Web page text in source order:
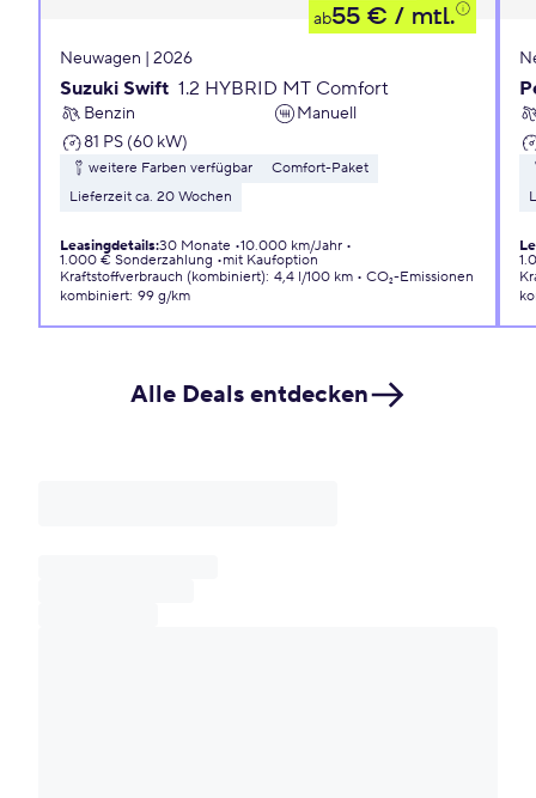
ab55 € / mtl.
Neuwagen | 2026
Suzuki Swift 1.2 HYBRID MT Comfort
Benzin
Manuell
81 PS (60 kW)
weitere Farben verfügbar
Comfort-Paket
Lieferzeit ca. 20 Wochen
Leasingdetails:30 Monate 10.000 km/Jahr
1.000 € Sonderzahlung
mit Kaufoption
Kraftstoffverbrauch (kombiniert): 4,4 l/100 km
CO₂-Emissionen
kombiniert: 99 g/km
Alle Deals entdecken